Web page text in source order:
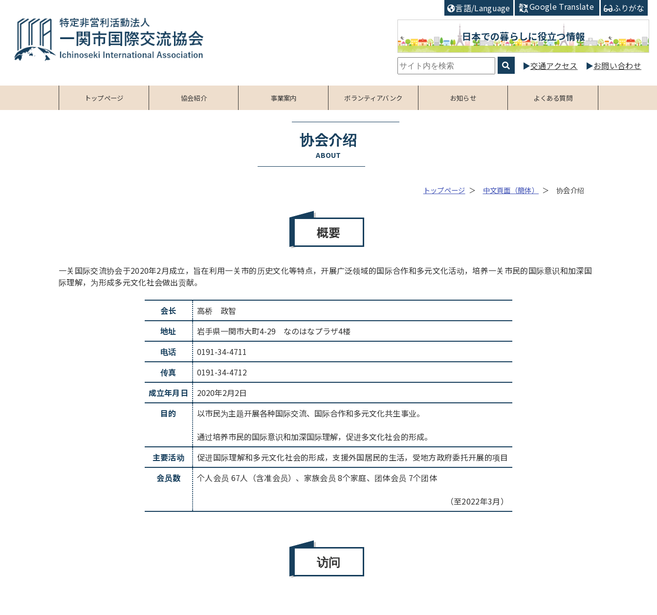
言語/Language Google Translate ふりがな
日本での暮らしに役立つ情報
交通アクセス お問い合わせ
トップページ 協会紹介 事業案内 ボランティアバンク お知らせ よくある質問
协会介绍
ABOUT
トップページ 中文頁面（簡体） 协会介绍
概要
一关国际交流协会于2020年2月成立，旨在利用一关市的历史文化等特点，开展广泛领域的国际合作和多元文化活动，培养一关市民的国际意识和加深国
际理解，为形成多元文化社会做出贡献。
会长
高桥 政智
地址
岩手県一関市大町4-29 なのはなプラザ4楼
电话
0191-34-4711
传真
0191-34-4712
成立年月日
2020年2月2日
目的
以市民为主题开展各种国际交流、国际合作和多元文化共生事业。
通过培养市民的国际意识和加深国际理解，促进多文化社会的形成。
主要活动
促进国际理解和多元文化社会的形成，支援外国居民的生活，受地方政府委托开展的项目
会员数
个人会员 67人（含准会员）、家族会员 8个家庭、团体会员 7个团体
（至2022年3月）
访问